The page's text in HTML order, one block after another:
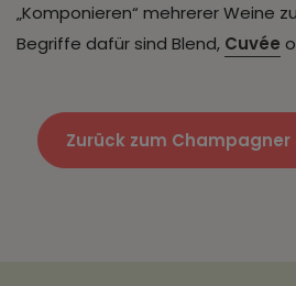
„Komponieren“ mehrerer Weine
Begriffe dafür sind Blend, Cuvée
Zurück zum Champagner